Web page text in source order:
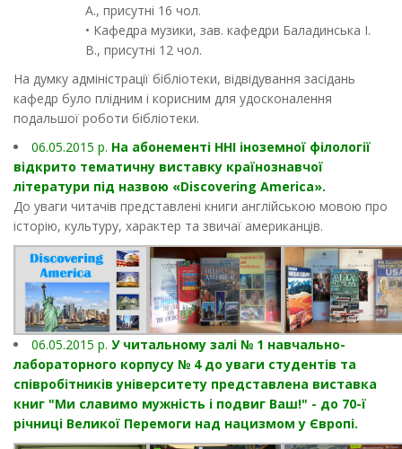
А., присутні 16 чол.
• Кафедра музики, зав. кафедри Баладинська І.
В., присутні 12 чол.
На думку адміністрації бібліотеки, відвідування засідань
кафедр було плідним і корисним для удосконалення
подальшої роботи бібліотеки.
06.05.2015 р. На абонементі ННІ іноземної філології
відкрито тематичну виставку країнознавчої
літератури під назвою «Discovering America».
До уваги читачів представлені книги англійською мовою про
історію, культуру, характер та звичаї американців.
06.05.2015 р. У читальному залі № 1 навчально-
лабораторного корпусу № 4 до уваги студентів та
співробітників університету представлена виставка
книг "Ми славимо мужність і подвиг Ваш!" - до 70-ї
річниці Великої Перемоги над нацизмом у Європі.